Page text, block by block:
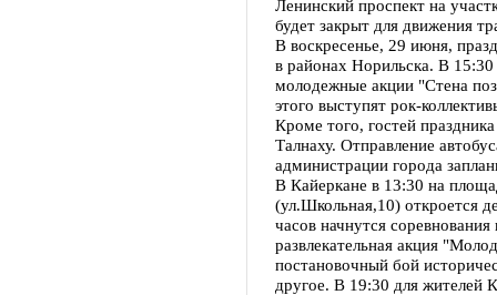
Ленинский проспект на
будет закрыт для движения
В воскресенье, 29 июня,
в районах Норильска. В
молодежные акции "Стена
этого выступят рок-
Кроме того, гостей
Талнаху. Отправление
администрации города
В Кайеркане в 13:30 на
(ул.Школьная,10) откроется
часов начнутся
развлекательная акция
постановочный бой
другое. В 19:30 для жителей